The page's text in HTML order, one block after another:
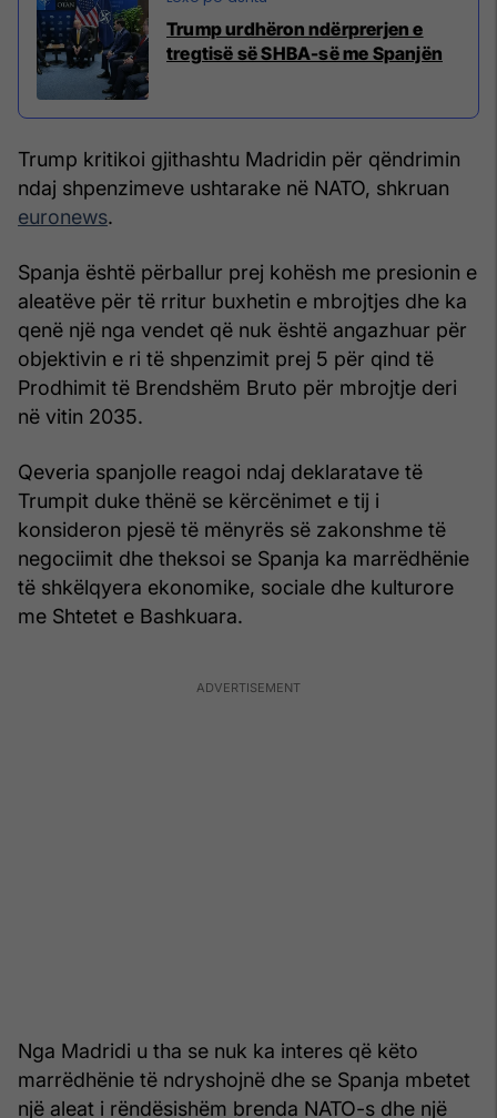
Trump urdhëron ndërprerjen e
tregtisë së SHBA-së me Spanjën
Trump kritikoi gjithashtu Madridin për qëndrimin
ndaj shpenzimeve ushtarake në NATO, shkruan
euronews.
Spanja është përballur prej kohësh me presionin e
aleatëve për të rritur buxhetin e mbrojtjes dhe ka
qenë një nga vendet që nuk është angazhuar për
objektivin e ri të shpenzimit prej 5 për qind të
Prodhimit të Brendshëm Bruto për mbrojtje deri
në vitin 2035.
Qeveria spanjolle reagoi ndaj deklaratave të
Trumpit duke thënë se kërcënimet e tij i
konsideron pjesë të mënyrës së zakonshme të
negociimit dhe theksoi se Spanja ka marrëdhënie
të shkëlqyera ekonomike, sociale dhe kulturore
me Shtetet e Bashkuara.
Nga Madridi u tha se nuk ka interes që këto
marrëdhënie të ndryshojnë dhe se Spanja mbetet
një aleat i rëndësishëm brenda NATO-s dhe një